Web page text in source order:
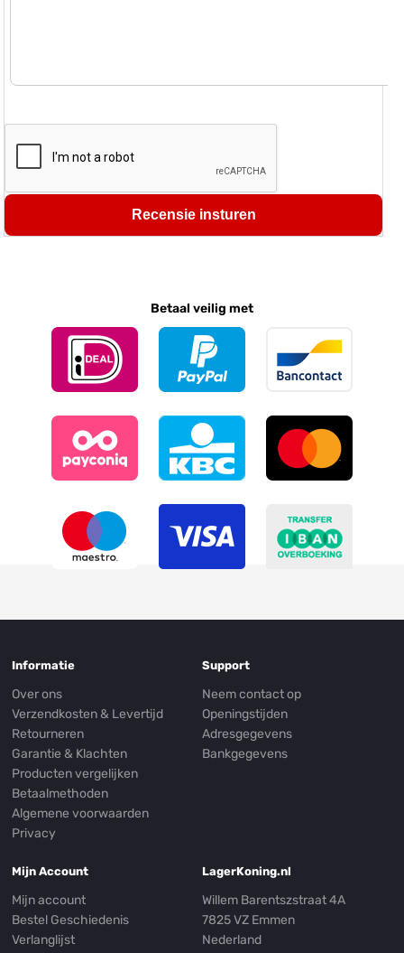
Recensie insturen
Betaal veilig met
Informatie
Over ons
Verzendkosten & Levertijd
Retourneren
Garantie & Klachten
Producten vergelijken
Betaalmethoden
Algemene voorwaarden
Privacy
Support
Neem contact op
Openingstijden
Adresgegevens
Bankgegevens
Mijn Account
Mijn account
Bestel Geschiedenis
Verlanglijst
LagerKoning.nl
Willem Barentszstraat 4A
7825 VZ Emmen
Nederland